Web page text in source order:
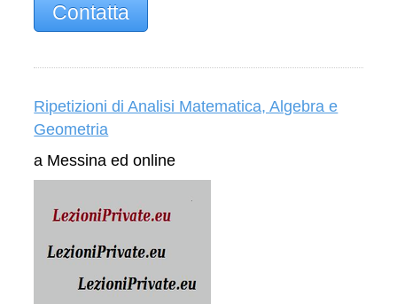
Contatta
Ripetizioni di Analisi Matematica, Algebra e
Geometria
a Messina ed online